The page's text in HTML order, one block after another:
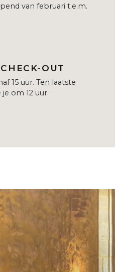
van februari t.e.m.
OUT
15 uur. Ten laatste
om 12 uur.